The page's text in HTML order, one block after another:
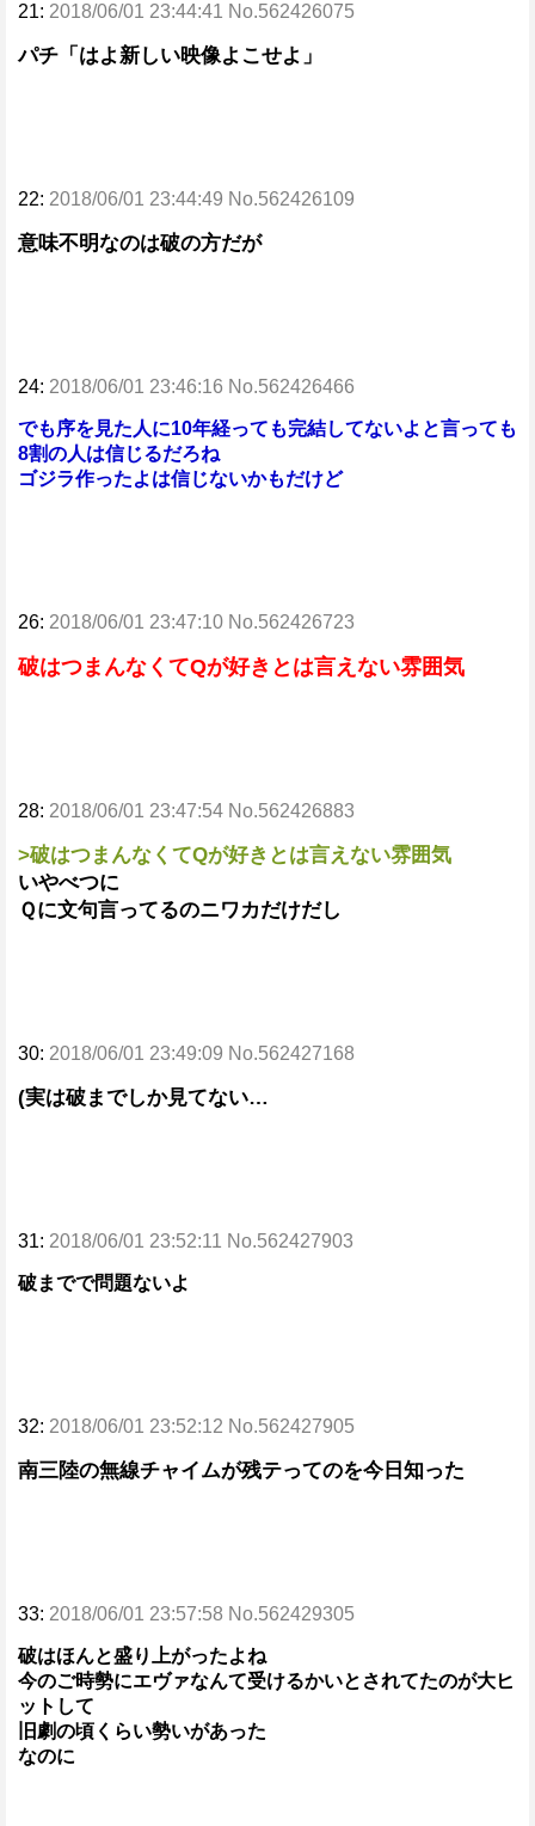
21: 2018/06/01 23:44:41 No.562426075
パチ「はよ新しい映像よこせよ」
22: 2018/06/01 23:44:49 No.562426109
意味不明なのは破の方だが
24: 2018/06/01 23:46:16 No.562426466
でも序を見た人に10年経っても完結してないよと言っても
8割の人は信じるだろね
ゴジラ作ったよは信じないかもだけど
26: 2018/06/01 23:47:10 No.562426723
破はつまんなくてQが好きとは言えない雰囲気
28: 2018/06/01 23:47:54 No.562426883
>破はつまんなくてQが好きとは言えない雰囲気
いやべつに
Ｑに文句言ってるのニワカだけだし
30: 2018/06/01 23:49:09 No.562427168
(実は破までしか見てない…
31: 2018/06/01 23:52:11 No.562427903
破までで問題ないよ
32: 2018/06/01 23:52:12 No.562427905
南三陸の無線チャイムが残テってのを今日知った
33: 2018/06/01 23:57:58 No.562429305
破はほんと盛り上がったよね
今のご時勢にエヴァなんて受けるかいとされてたのが大ヒ
ットして
旧劇の頃くらい勢いがあった
なのに